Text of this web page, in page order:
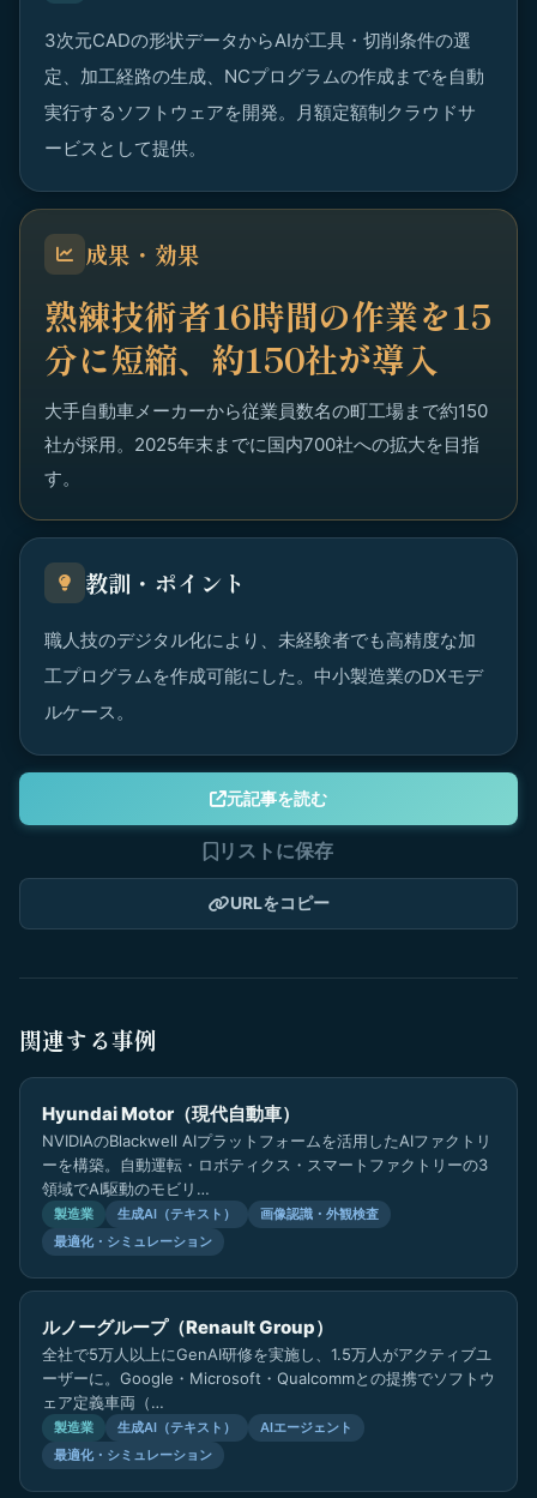
3次元CADの形状データからAIが工具・切削条件の選
定、加工経路の生成、NCプログラムの作成までを自動
実行するソフトウェアを開発。月額定額制クラウドサ
ービスとして提供。
成果・効果
熟練技術者16時間の作業を15
分に短縮、約150社が導入
大手自動車メーカーから従業員数名の町工場まで約150
社が採用。2025年末までに国内700社への拡大を目指
す。
教訓・ポイント
職人技のデジタル化により、未経験者でも高精度な加
工プログラムを作成可能にした。中小製造業のDXモデ
ルケース。
元記事を読む
リストに保存
URLをコピー
関連する事例
Hyundai Motor（現代自動車）
NVIDIAのBlackwell AIプラットフォームを活用したAIファクトリ
ーを構築。自動運転・ロボティクス・スマートファクトリーの3
領域でAI駆動のモビリ…
製造業 生成AI（テキスト）
画像認識・外観検査
最適化・シミュレーション
ルノーグループ（Renault Group）
全社で5万人以上にGenAI研修を実施し、1.5万人がアクティブユ
ーザーに。Google・Microsoft・Qualcommとの提携でソフトウ
ェア定義車両（…
製造業 生成AI（テキスト）
AIエージェント
最適化・シミュレーション